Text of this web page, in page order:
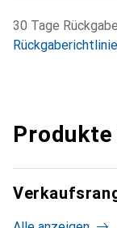
30 Tage